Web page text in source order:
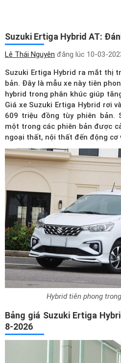
Suzuki Ertiga Hybrid AT:
Lê Thái Nguyên đăng lúc 10-03-
Suzuki Ertiga Hybrid ra mắt thị
bản. Đây là mẫu xe này tiên
hybrid trong phân khúc giúp
Giá xe Suzuki Ertiga Hybrid rơi
609 triệu đồng tùy phiên bản.
một trong các phiên bản được
ngoại thất, nội thất đến động cơ
Hybrid tiên phong
Bảng giá Suzuki Ertiga
8-2026